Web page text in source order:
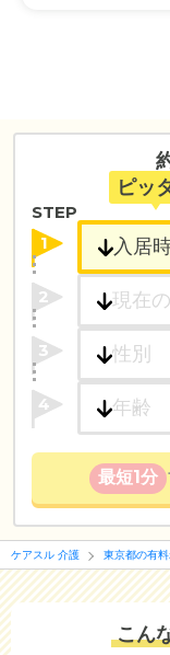
ピッ
STEP
1
2
3
4
最短1分
ケアスル 介護 東京都の有
こん